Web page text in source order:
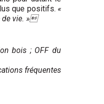
que positifs. «
de vie. »
bois ; OFF du
fréquentes